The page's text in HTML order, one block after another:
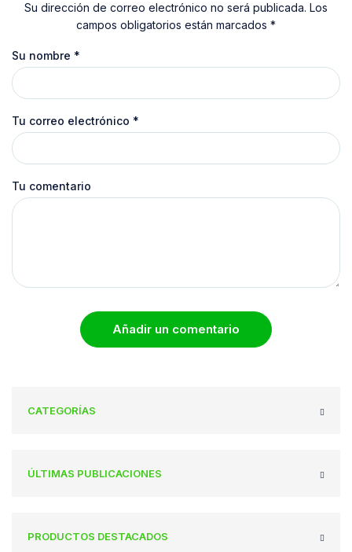
Su dirección de correo electrónico no será publicada. Los
campos obligatorios están marcados *
Su nombre *
Tu correo electrónico *
Tu comentario
Añadir un comentario
CATEGORÍAS
ÚLTIMAS PUBLICACIONES
PRODUCTOS DESTACADOS